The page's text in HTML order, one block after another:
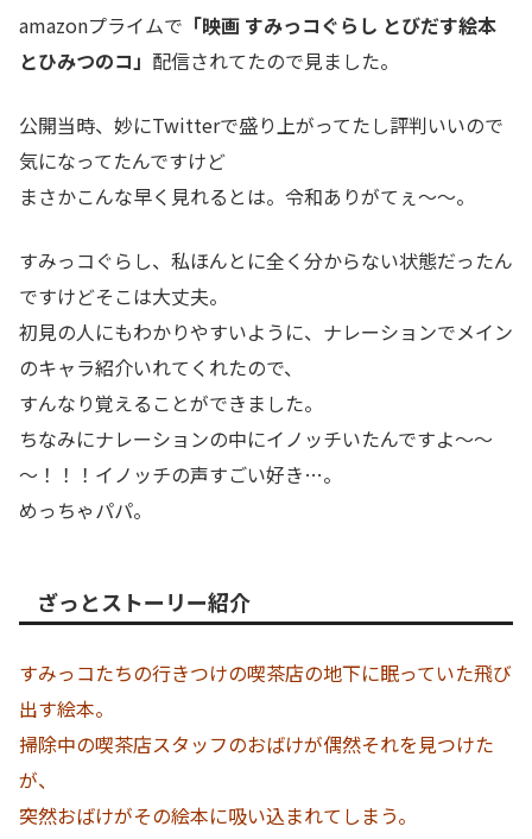
amazonプライムで 「映画 すみっコぐらし とびだす絵本
とひみつのコ」 配信されてたので見ました。
公開当時、妙にTwitterで盛り上がってたし評判いいので
気になってたんですけど
まさかこんな早く見れるとは。令和ありがてぇ～～。
すみっコぐらし、私ほんとに全く分からない状態だったん
ですけどそこは大丈夫。
初見の人にもわかりやすいように、ナレーションでメイン
のキャラ紹介いれてくれたので、
すんなり覚えることができました。
ちなみにナレーションの中にイノッチいたんですよ～～
～！！！イノッチの声すごい好き…。
めっちゃパパ。
ざっとストーリー紹介
すみっコたちの行きつけの喫茶店の地下に眠っていた飛び
出す絵本。
掃除中の喫茶店スタッフのおばけが偶然それを見つけた
が、
突然おばけがその絵本に吸い込まれてしまう。